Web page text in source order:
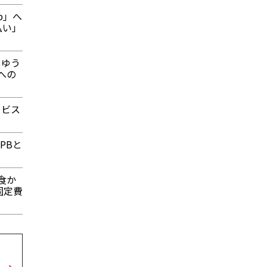
へ
」
う
の
ス
と
か
定費